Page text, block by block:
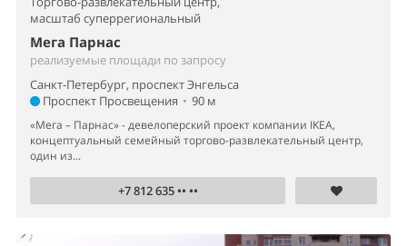
масштаб суперрегиональный
Мега Парнас
реализуемые площади по запросу
Санкт-Петербург, проспект Энгельса
Проспект Просвещения • 90 м
«Мега – Парнас» - девелоперский проект компании IKEA,
концептуальный семейный торгово-развлекательный центр,
один из...
+7 812 635 •• ••